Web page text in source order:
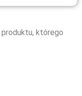
którego